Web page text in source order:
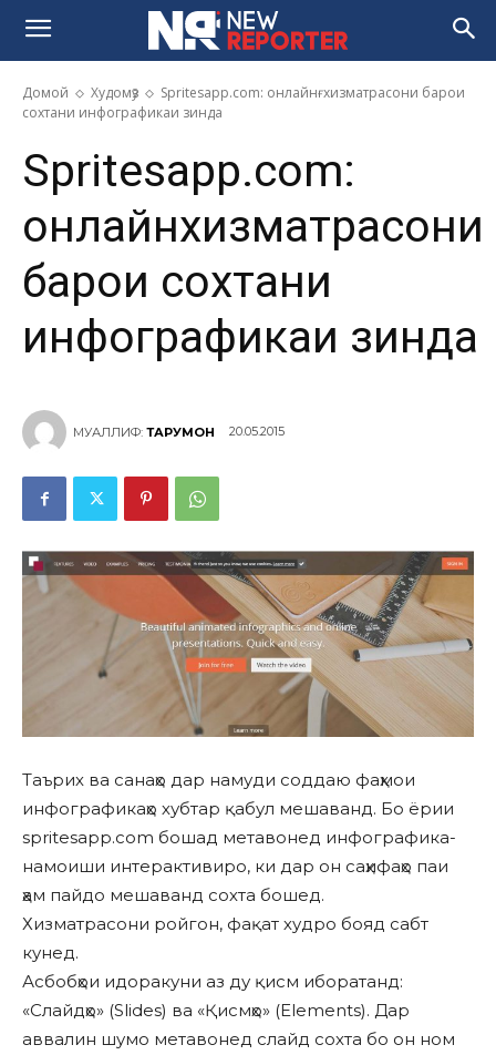
Домой Худомӯз
Spritesapp.com: онлайнғхизматрасони барои
сохтани инфографикаи зинда
Spritesapp.com:
онлайнғхизматрасони
барои сохтани
инфографикаи зинда
МУАЛЛИФ: ТАРҶУМОН 20.05.2015
Таърих ва санаҳо дар намуди соддаю фаҳмои
инфографикаҳо хубтар қабул мешаванд. Бо ёрии
spritesapp.com бошад метавонед инфографика-
намоиши интерактивиро, ки дар он саҳифаҳо паи
ҳам пайдо мешаванд сохта бошед.
Хизматрасони ройгон, фақат худро бояд сабт
кунед.
Асбобҳои идоракуни аз ду қисм иборатанд:
«Слайдҳо» (Slides) ва «Қисмҳо» (Elements). Дар
аввалин шумо метавонед слайд сохта бо он ном